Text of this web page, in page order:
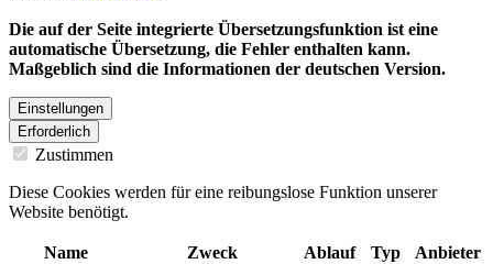
Die auf der Seite integrierte Übersetzungsfunktion ist eine
automatische Übersetzung, die Fehler enthalten kann.
Maßgeblich sind die Informationen der deutschen Version.
Einstellungen
Erforderlich
Zustimmen
Diese Cookies werden für eine reibungslose Funktion unserer
Website benötigt.
Name Zweck Ablauf Typ Anbieter